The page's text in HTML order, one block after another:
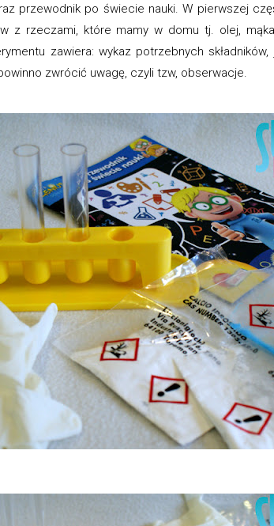
przewodnik po świecie nauki. W pierwszej
z rzeczami, które mamy w domu tj. olej,
zawiera: wykaz potrzebnych
zwrócić uwagę, czyli tzw, obserwacje.